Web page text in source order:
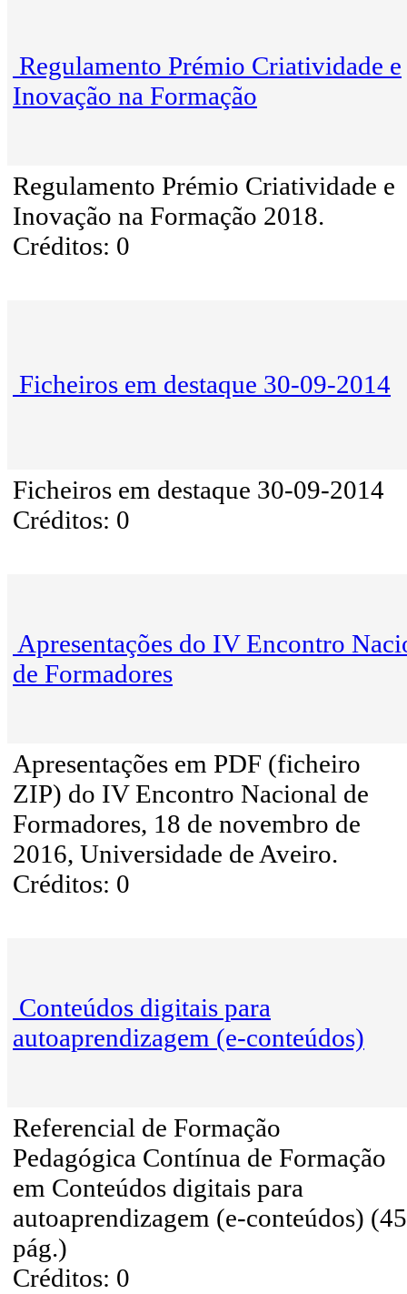
Regulamento Prémio Criatividade e
Inovação na Formação
Regulamento Prémio Criatividade e
Inovação na Formação 2018.
Créditos: 0
Ficheiros em destaque 30-09-2014
Ficheiros em destaque 30-09-2014
Créditos: 0
Apresentações do IV Encontro
de Formadores
Apresentações em PDF (ficheiro
ZIP) do IV Encontro Nacional de
Formadores, 18 de novembro de
2016, Universidade de Aveiro.
Créditos: 0
Conteúdos digitais para
autoaprendizagem (e-conteúdos)
Referencial de Formação
Pedagógica Contínua de Formação
em Conteúdos digitais para
autoaprendizagem (e-conteúdos) (45
pág.)
Créditos: 0